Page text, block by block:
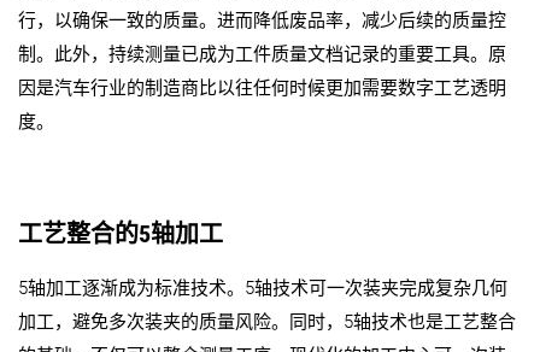
行，以确保一致的质量。进而降低废品率，减少后续的质量控
制。此外，持续测量已成为工件质量文档记录的重要工具。原
因是汽车行业的制造商比以往任何时候更加需要数字工艺透明
度。
工艺整合的5轴加工
5轴加工逐渐成为标准技术。 5轴技术可一次装夹完成复杂几何
加工，避免多次装夹的质量风险。同时， 5轴技术也是工艺整合